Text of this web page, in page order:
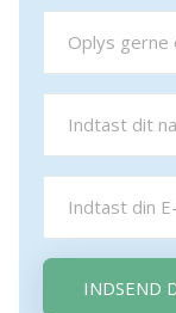
INDSEND